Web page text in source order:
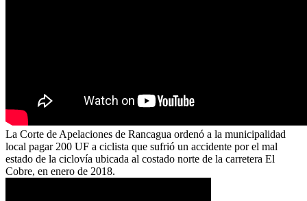
La Corte de Apelaciones de Rancagua ordenó a la municipalidad
local pagar 200 UF a ciclista que sufrió un accidente por el mal
estado de la ciclovía ubicada al costado norte de la carretera El
Cobre, en enero de 2018.